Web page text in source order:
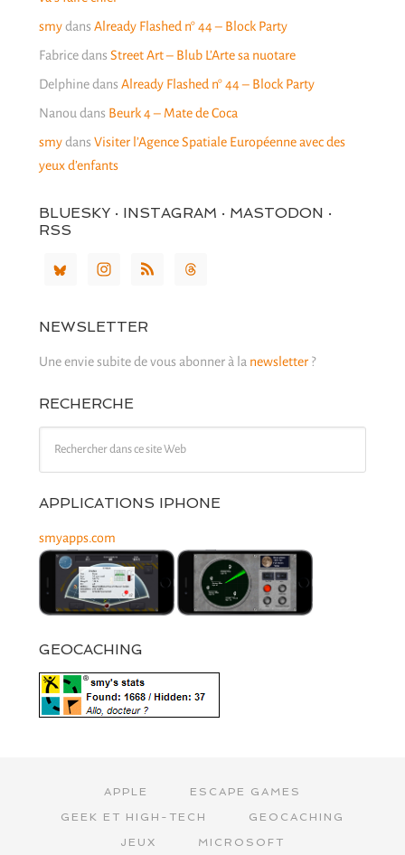
smydans Already Flashed n° 44 – Block Party
Fabricedans Street Art – Blub L’Arte sa nuotare
Delphinedans Already Flashed n° 44 – Block Party
Nanou dans Beurk 4 – Mate de Coca
smydans Visiter l’Agence Spatiale Européenne avec des
yeux d’enfants
BLUESKY · INSTAGRAM · MASTODON ·
RSS
NEWSLETTER
Une envie subite de vous abonner à la newsletter?
RECHERCHE
APPLICATIONS IPHONE
smyapps.com
GEOCACHING
APPLE
ESCAPE GAMES
GEEK ET HIGH-TECH
GEOCACHING
JEUX
MICROSOFT